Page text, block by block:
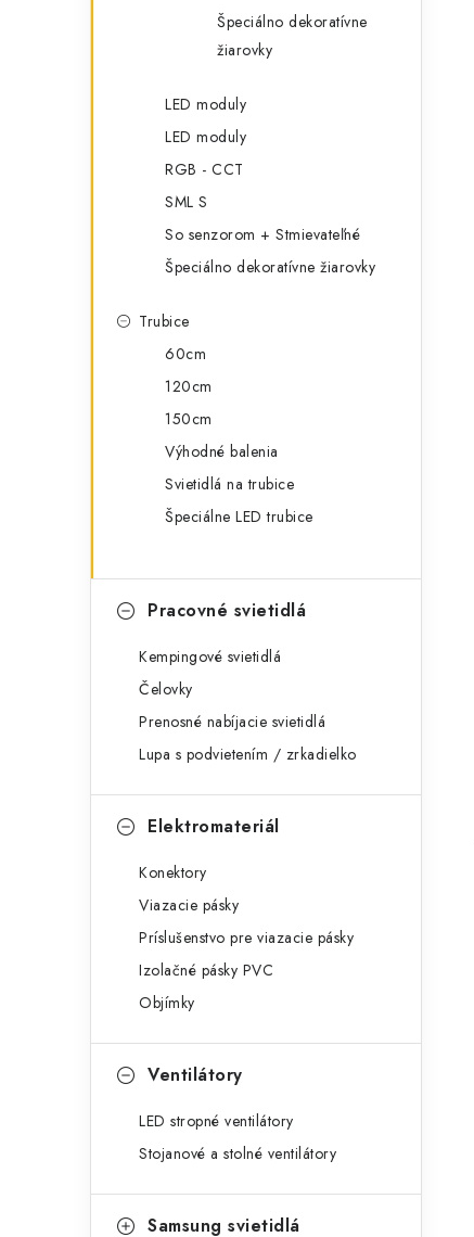
Špeciálno dekoratívne
žiarovky
LED moduly
LED moduly
RGB - CCT
SML S
So senzorom + Stmievateľné
Špeciálno dekoratívne žiarovky
Trubice
60cm
120cm
150cm
Výhodné balenia
Svietidlá na trubice
Špeciálne LED trubice
Pracovné svietidlá
Kempingové svietidlá
Čelovky
Prenosné nabíjacie svietidlá
Lupa s podvietením / zrkadielko
Elektromateriál
Konektory
Viazacie pásky
Príslušenstvo pre viazacie pásky
Izolačné pásky PVC
Objímky
Ventilátory
LED stropné ventilátory
Stojanové a stolné ventilátory
Samsung svietidlá